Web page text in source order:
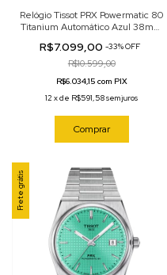
Relógio Tissot PRX Powermatic 80
Titanium Automático Azul 38mm
R$7.099,00-33%OFF
R$10.599,00
R$6.034,15 com PIX
12 xde R$591,58sem juros
Comprar
Frete grátis